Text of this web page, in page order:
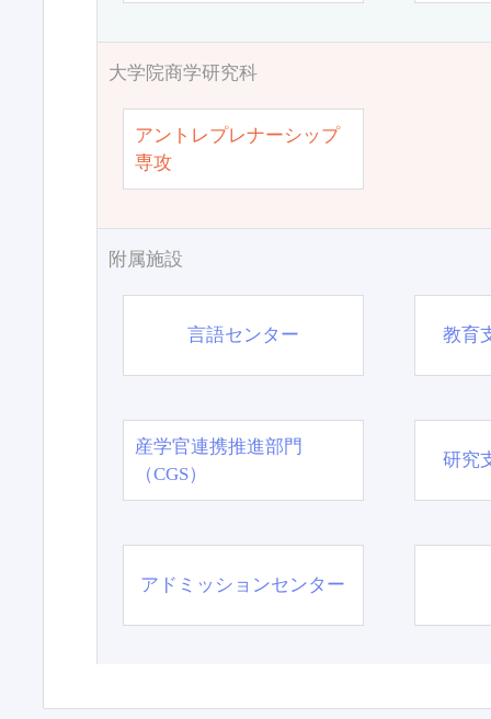
大学院商学研究科
アントレプレナーシップ
専攻
附属施設
言語センター 教育
産学官連携推進部門
（CGS）
研究
アドミッションセンター